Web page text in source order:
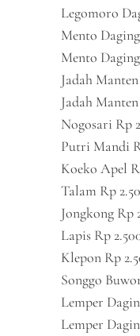
Legomoro
Mento
Mento
Jadah
Jadah
Nogosari Rp
Putri Mandi
Koeko Apel
Talam Rp
Jongkong Rp
Lapis Rp
Klepon Rp
Songgo
Lemper
Lemper